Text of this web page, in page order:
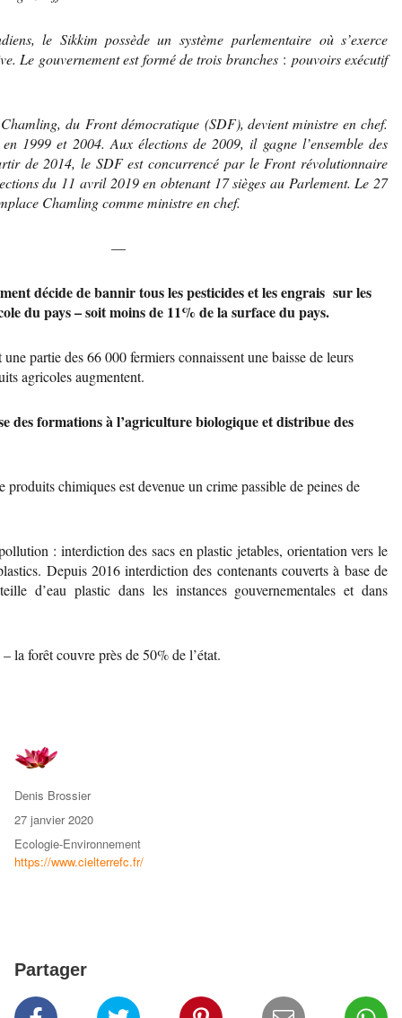
le Sikkim possède un système parlementaire où s’exerce
Le gouvernement est formé de trois branches : pouvoirs exécutif
du Front démocratique (SDF), devient ministre en chef.
1999 et 2004. Aux élections de 2009, il gagne l’ensemble des
de 2014, le SDF est concurrencé par le Front révolutionnaire
du 11 avril 2019 en obtenant 17 sièges au Parlement. Le 27
Chamling comme ministre en chef.
—
décide de bannir tous les pesticides et les engrais sur les
du pays – soit moins de 11% de la surface du pays.
partie des 66 000 fermiers connaissent une baisse de leurs
agricoles augmentent.
des formations à l’agriculture biologique et distribue des
chimiques est devenue un crime passible de peines de
: interdiction des sacs en plastic jetables, orientation vers le
Depuis 2016 interdiction des contenants couverts à base de
d’eau plastic dans les instances gouvernementales et dans
la forêt couvre près de 50% de l’état.
Auteur
Denis Brossier
Publié
le
27 janvier 2020
Catégories
Ecologie-Environnement
https://www.cielterrefc.fr/
Partager